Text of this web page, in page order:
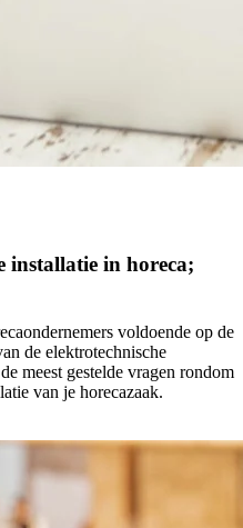
installatie in horeca;
voldoende op de
de elektrotechnische
meest gestelde vragen rondom
van je horecazaak.